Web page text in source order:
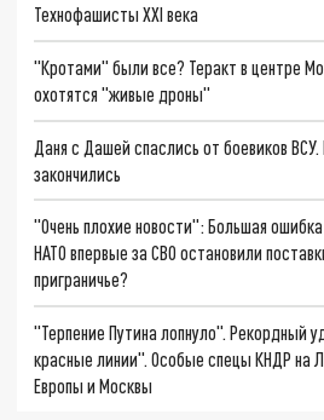
Технофашисты XXI века
"Кротами" были все? Теракт в центре
охотятся "живые дроны"
Даня с Дашей спаслись от боевиков
закончились
"Очень плохие новости": Большая
НАТО впервые за СВО остановили
приграничье?
"Терпение Путина лопнуло". Рекордный
красные линии". Особые спецы КНДР на
Европы и Москвы